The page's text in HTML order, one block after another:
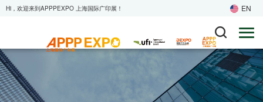
Hi，欢迎来到APPPEXPO 上海国际广印展！ EN